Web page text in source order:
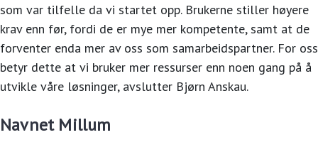
som var tilfelle da vi startet opp. Brukerne stiller høyere
krav enn før, fordi de er mye mer kompetente, samt at de
forventer enda mer av oss som samarbeidspartner. For oss
betyr dette at vi bruker mer ressurser enn noen gang på å
utvikle våre løsninger, avslutter Bjørn Anskau.
Navnet Millum